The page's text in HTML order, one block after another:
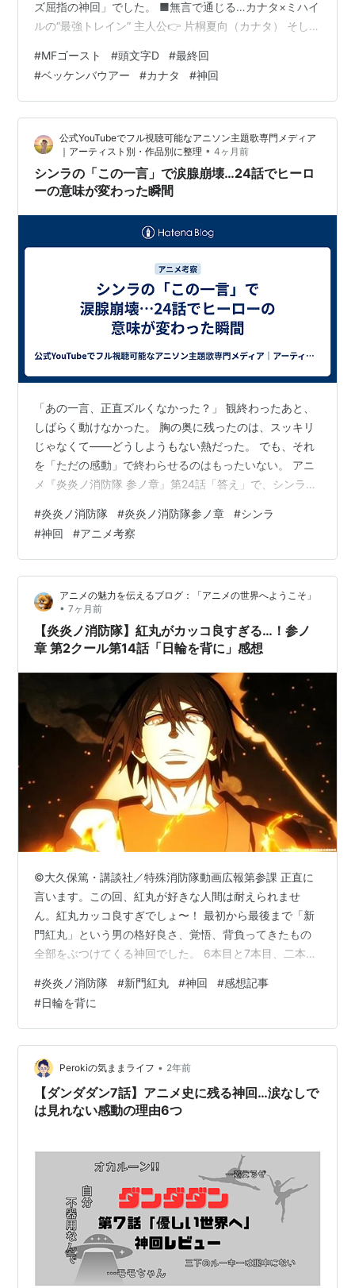
ズ屈指の神回」でした。 ■無言で通じる…カナタ×ミハイ
ルの“最強トレイン” 主人公👉 片桐夏向（カナタ） そして
た連携が、とにかくヤバい。 相葉のブロックをきっかけ
に・ミハイルがインへ突入・その動きを見てカナタも即
追従 👉 しかもアイコンタクトなし “車の動きだけで意思
疎通する”って、完全に『頭文字D』の系譜を感じる激ア
ツ展開。 ■作画が異次元…まさかの「一人原画」 さらに
驚き…
#MFゴースト #頭文字D #最終回
#ベッケンバウアー #カナタ #神回
公式YouTubeでフル視聴可能なアニソン主題歌専門メディア
｜アーティスト別・作品別に整理 • 4ヶ月前
シンラの「この一言」で涙腺崩壊…24話でヒーロ
ーの意味が変わった瞬間
「あの一言、正直ズルくなかった？」 観終わったあと、
しばらく動けなかった。 胸の奥に残ったのは、スッキリ
じゃなくて――どうしようもない熱だった。 でも、それ
を「ただの感動」で終わらせるのはもったいない。 アニ
メ『炎炎ノ消防隊 参ノ章』第24話「答え」で、シンラが
していました。 ハウメアが突きつけた「人類の正体」が
エグすぎる 24話の核心は、ここでした。 聖女ハウメアが
語ったのは、単なる敵の理屈ではありません。「人類の
本音」そのものでした。 人は、生きることに疲れてい
る。 心のどこかで、「もう終わってほしい」と願ってい
る。 だから世界は壊れた。 …
#炎炎ノ消防隊 #炎炎ノ消防隊参ノ章 #シンラ
#神回 #アニメ考察
アニメの魅力を伝えるブログ：「アニメの世界へようこそ」
• 7ヶ月前
【炎炎ノ消防隊】紅丸がカッコ良すぎる…！参ノ
章 第2クール第14話「日輪を背に」感想
©大久保篤・講談社／特殊消防隊動画広報第参課 正直に
言います。この回、紅丸が好きな人間は耐えられませ
ん。紅丸カッコ良すぎでしょ〜！ 最初から最後まで「新
門紅丸」という男の格好良さ、覚悟、背負ってきたもの
全部をぶつけてくる神回でした。 6本目と7本目、二本の
目の柱のそばに“浮かぶ焰ビト”を見た紅丸の反応で察しま
したよね。「来たな」って。 そして判明する正体。新門
火鉢。いや待ってくれ。焰ビト化した先代が、紅丸の前
に立ちはだかる展開なんて、紅丸推しの心臓を狙い撃ち
しに来てるでしょ。 全巻配信中 炎炎ノ消防隊 特殊消防
隊の熱き戦いを、今すぐ電子書籍で…
#炎炎ノ消防隊 #新門紅丸 #神回 #感想記事
#日輪を背に
Perokiの気ままライフ • 2年前
【ダンダダン7話】アニメ史に残る神回…涙なしで
は見れない感動の理由6つ